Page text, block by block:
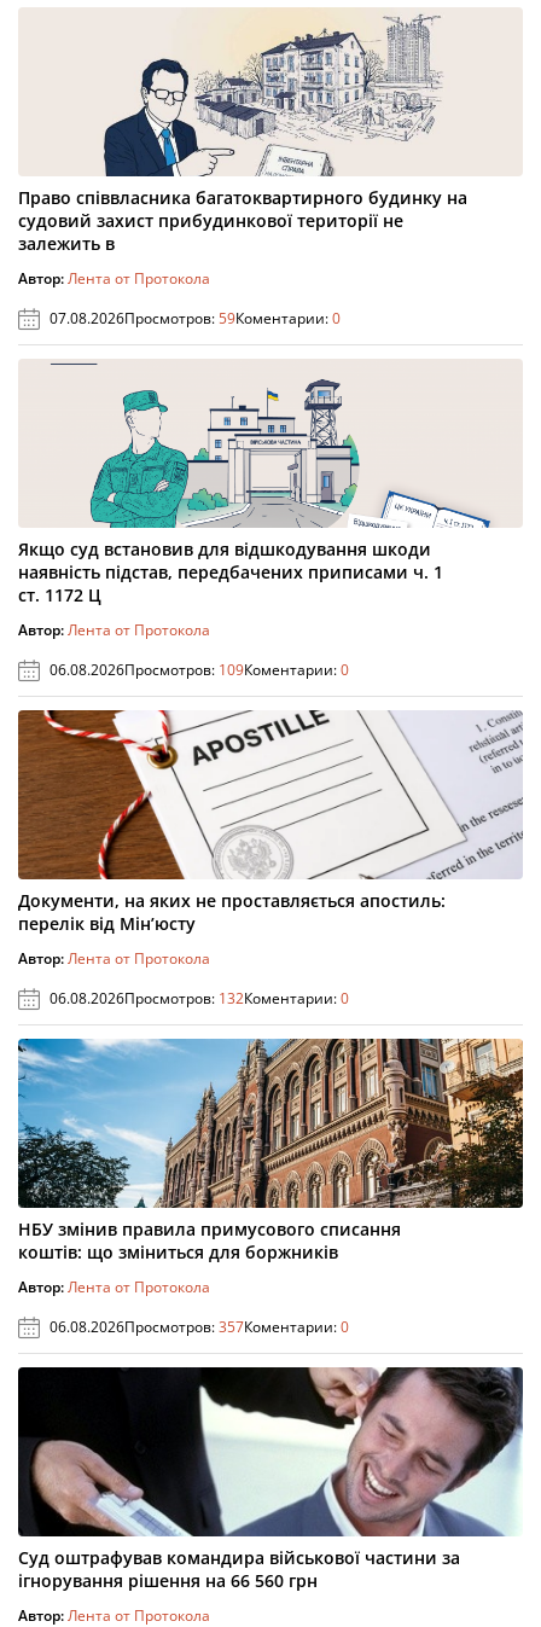
Право співвласника багатоквартирного будинку на
судовий захист прибудинкової території не
залежить в
Автор:Лента от Протокола
07.08.2026Просмотров:59Коментарии:0
Якщо суд встановив для відшкодування шкоди
наявність підстав, передбачених приписами ч. 1
ст. 1172 Ц
Автор:Лента от Протокола
06.08.2026Просмотров: 109Коментарии:0
Документи, на яких не проставляється апостиль:
перелік від Мін’юсту
Автор:Лента от Протокола
06.08.2026Просмотров: 132Коментарии:0
НБУ змінив правила примусового списання
коштів: що зміниться для боржників
Автор:Лента от Протокола
06.08.2026Просмотров:357Коментарии:0
Суд оштрафував командира військової частини за
ігнорування рішення на 66 560 грн
Автор:Лента от Протокола